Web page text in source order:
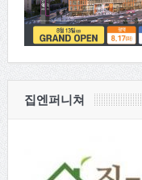
집엔퍼니쳐